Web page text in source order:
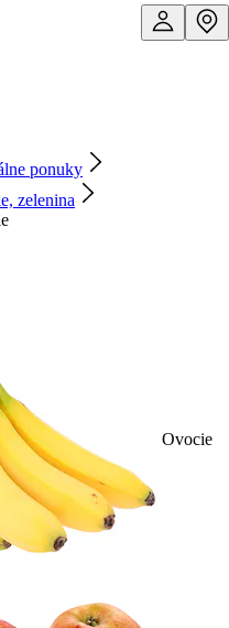
ponuky
zelenina
Ovocie